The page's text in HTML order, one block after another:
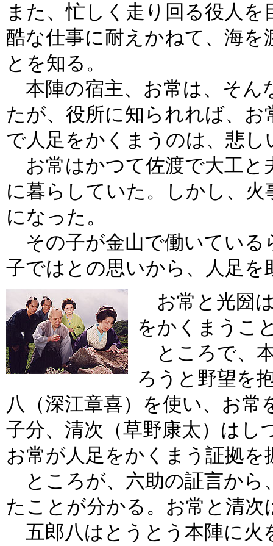
また、忙しく走り回る役人を
酷な仕事に耐えかねて、海
とを知る。
本陣の宿主、お常は、そん
たが、役所に知られれば、
で人足をかくまうのは、悲し
お常はかつて佐渡で大工と
に暮らしていた。しかし、
になった。
その子が金山で働いている
子ではとの思いから、人足
お常と光圀
をかくまうこ
ところで、
ろうと野望を
八（深江章喜）を使い、お
子分、清次（草野康太）は
お常が人足をかくまう証拠
ところが、六助の証言から
たことが分かる。お常と清次
五郎八はとうとう本陣に火